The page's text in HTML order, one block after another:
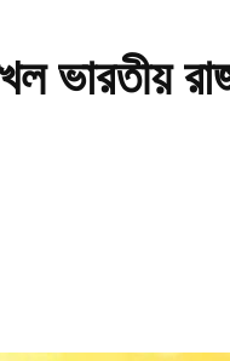
ভারতীয়